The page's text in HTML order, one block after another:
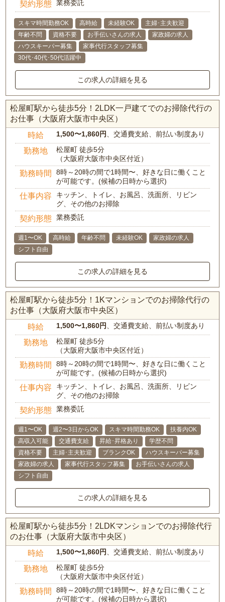
契約形態 業務委託
スキマ時間勤務OK 高時給 未経験OK
主婦･主夫歓迎
年齢不問
資格不要 お手伝いさんの求人
家政婦の求人
ハウスキーパー募集
家事代行スタッフ募集
30代･40代･50代活躍中
この求人の詳細を見る
松屋町駅から徒歩5分！2LDK一戸建てでのお掃除代行の
お仕事（大阪府大阪市中央区）
時給 1,500〜1,860円、交通費支給、前払い制度あり
勤務地
松屋町 徒歩5分
（大阪府大阪市中央区付近）
勤務時間
8時～20時の間で1時間〜、好きな日に働くこと
が可能です。(候補の日時から選択)
仕事内容
キッチン、トイレ、お風呂、洗面所、リビン
グ、その他のお掃除
契約形態 業務委託
週1〜OK 高時給 年齢不問 未経験OK
家政婦の求人
シフト自由
この求人の詳細を見る
松屋町駅から徒歩5分！1Kマンションでのお掃除代行の
お仕事（大阪府大阪市中央区）
時給 1,500〜1,860円、交通費支給、前払い制度あり
勤務地
松屋町 徒歩5分
（大阪府大阪市中央区付近）
勤務時間
8時～20時の間で1時間〜、好きな日に働くこと
が可能です。(候補の日時から選択)
仕事内容
キッチン、トイレ、お風呂、洗面所、リビン
グ、その他のお掃除
契約形態 業務委託
週1〜OK 週2〜3日からOK スキマ時間勤務OK
扶養内OK
高収入可能
交通費支給 昇給･昇格あり
学歴不問
資格不要
主婦･主夫歓迎 ブランクOK
ハウスキーパー募集
家政婦の求人
家事代行スタッフ募集
お手伝いさんの求人
シフト自由
この求人の詳細を見る
松屋町駅から徒歩5分！2LDKマンションでのお掃除代行
のお仕事（大阪府大阪市中央区）
時給 1,500〜1,860円、交通費支給、前払い制度あり
勤務地
松屋町 徒歩5分
（大阪府大阪市中央区付近）
勤務時間
8時～20時の間で1時間〜、好きな日に働くこと
が可能です。(候補の日時から選択)